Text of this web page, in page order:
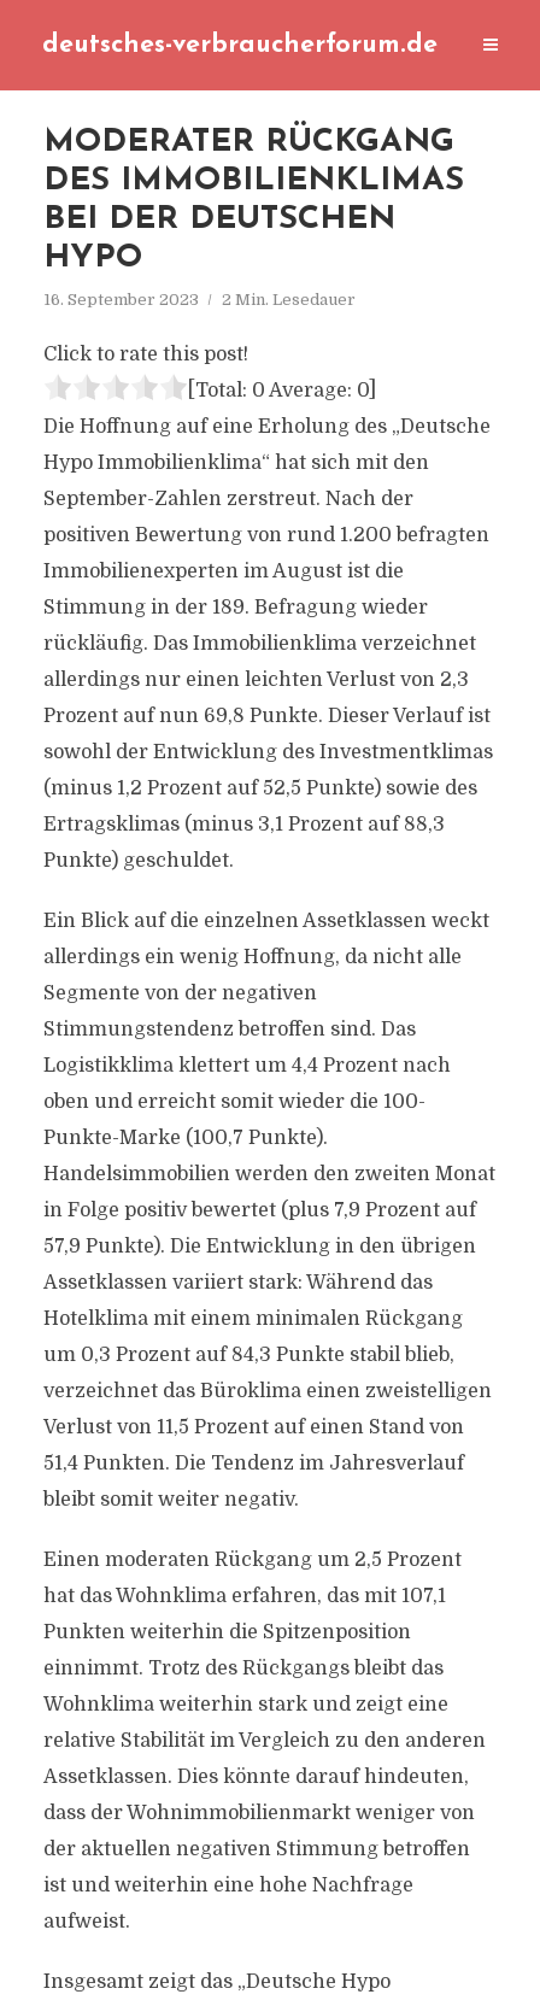
deutsches-verbraucherforum.de
MODERATER RÜCKGANG
DES IMMOBILIENKLIMAS
BEI DER DEUTSCHEN
HYPO
16. September 2023 2 Min. Lesedauer
Click to rate this post!
[Total: 0 Average: 0]
Die Hoffnung auf eine Erholung des „Deutsche
Hypo Immobilienklima“ hat sich mit den
September-Zahlen zerstreut. Nach der
positiven Bewertung von rund 1.200 befragten
Immobilienexperten im August ist die
Stimmung in der 189. Befragung wieder
rückläufig. Das Immobilienklima verzeichnet
allerdings nur einen leichten Verlust von 2,3
Prozent auf nun 69,8 Punkte. Dieser Verlauf ist
sowohl der Entwicklung des Investmentklimas
(minus 1,2 Prozent auf 52,5 Punkte) sowie des
Ertragsklimas (minus 3,1 Prozent auf 88,3
Punkte) geschuldet.
Ein Blick auf die einzelnen Assetklassen weckt
allerdings ein wenig Hoffnung, da nicht alle
Segmente von der negativen
Stimmungstendenz betroffen sind. Das
Logistikklima klettert um 4,4 Prozent nach
oben und erreicht somit wieder die 100-
Punkte-Marke (100,7 Punkte).
Handelsimmobilien werden den zweiten Monat
in Folge positiv bewertet (plus 7,9 Prozent auf
57,9 Punkte). Die Entwicklung in den übrigen
Assetklassen variiert stark: Während das
Hotelklima mit einem minimalen Rückgang
um 0,3 Prozent auf 84,3 Punkte stabil blieb,
verzeichnet das Büroklima einen zweistelligen
Verlust von 11,5 Prozent auf einen Stand von
51,4 Punkten. Die Tendenz im Jahresverlauf
bleibt somit weiter negativ.
Einen moderaten Rückgang um 2,5 Prozent
hat das Wohnklima erfahren, das mit 107,1
Punkten weiterhin die Spitzenposition
einnimmt. Trotz des Rückgangs bleibt das
Wohnklima weiterhin stark und zeigt eine
relative Stabilität im Vergleich zu den anderen
Assetklassen. Dies könnte darauf hindeuten,
dass der Wohnimmobilienmarkt weniger von
der aktuellen negativen Stimmung betroffen
ist und weiterhin eine hohe Nachfrage
aufweist.
Insgesamt zeigt das „Deutsche Hypo